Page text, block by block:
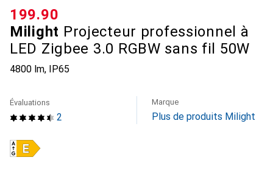
Milight Projecteur professionnel à
LED Zigbee 3.0 RGBW sans fil 50W
4800 lm, IP65
CHF
199.90
2
Évaluations Marque
Plus de produits Milight